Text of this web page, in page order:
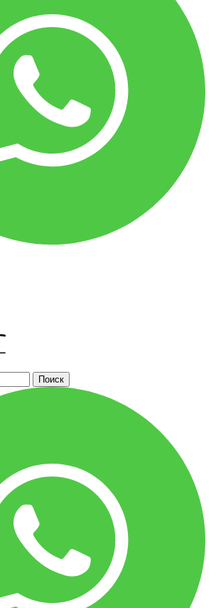
Поиск